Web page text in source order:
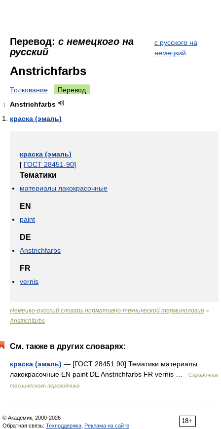
Перевод: с немецкого на
русский
с русского на
немецкий
Anstrichfarbs
Толкование Перевод
1
Anstrichfarbs
краска (эмаль)
краска (эмаль)
[ ГОСТ 28451-90]
Тематики
материалы лакокрасочные
EN
paint
DE
Anstrichfarbs
FR
vernis
Немецко-русский словарь нормативно-технической терминологии >
Anstrichfarbs
См. также в других словарях:
краска (эмаль) — [ГОСТ 28451 90] Тематики материалы
лакокрасочные EN paint DE Anstrichfarbs FR vernis …
Справочник
технического переводчика
18+
© Академик, 2000-2026
Обратная связь: Техподдержка Реклама на сайте